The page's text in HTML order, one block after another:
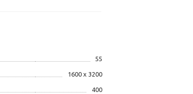
55
1600 х 3200
400